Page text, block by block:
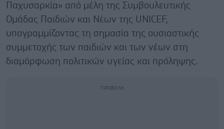
Παχυσαρκία» από μέλη της Συμβουλευτικής
Ομάδας Παιδιών και Νέων της UNICEF,
υπογραμμίζοντας τη σημασία της ουσιαστικής
συμμετοχής των παιδιών και των νέων στη
διαμόρφωση πολιτικών υγείας και πρόληψης.